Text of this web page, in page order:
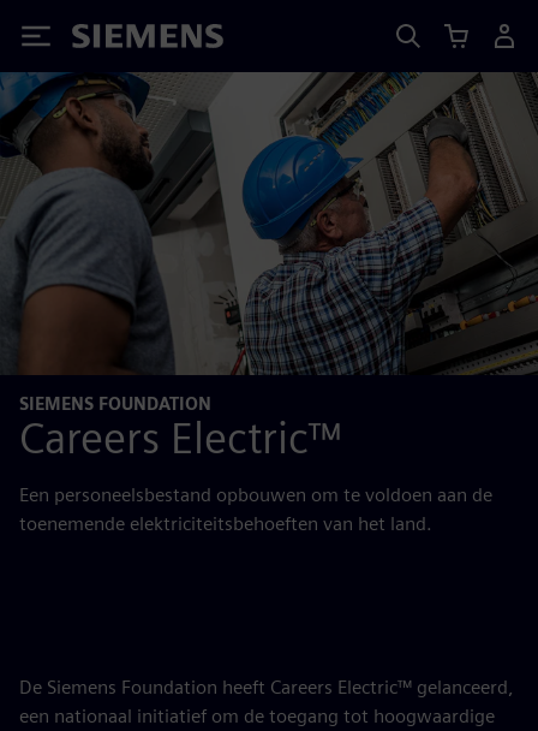
Siemens
SIEMENS FOUNDATION
Careers Electric™
Een personeelsbestand opbouwen om te voldoen aan de
toenemende elektriciteitsbehoeften van het land.
De Siemens Foundation heeft Careers Electric™ gelanceerd,
een nationaal initiatief om de toegang tot hoogwaardige